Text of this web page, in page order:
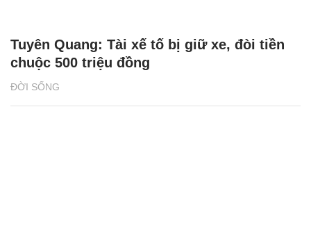
ĐỜI SỐNG
Tuyên Quang: Tài xế tố bị giữ xe, đòi tiền
chuộc 500 triệu đồng